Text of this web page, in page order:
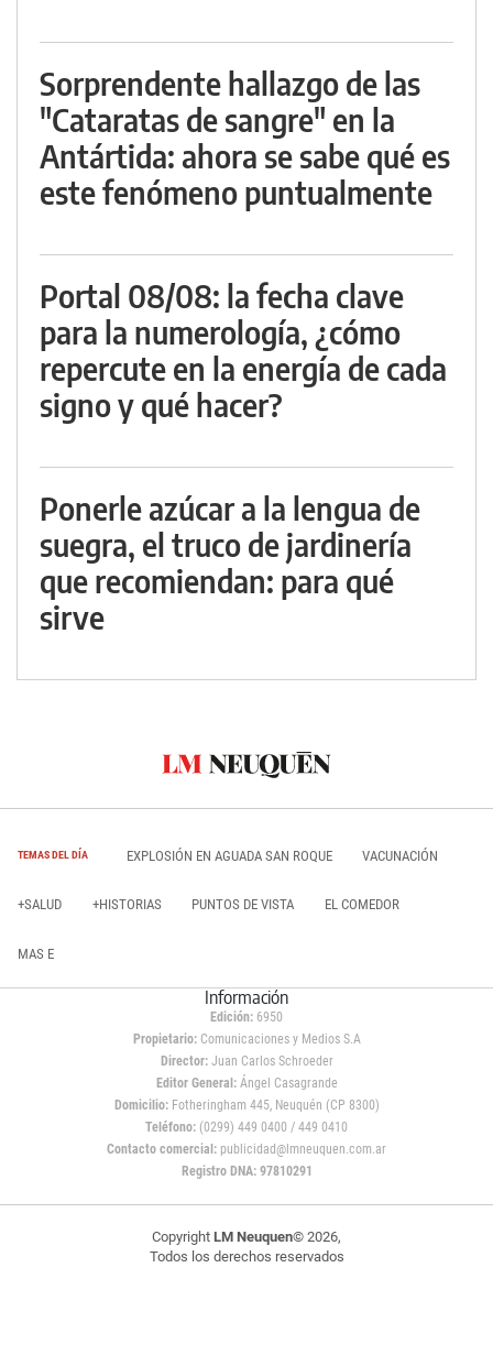
Sorprendente hallazgo de las
"Cataratas de sangre" en la
Antártida: ahora se sabe qué es
este fenómeno puntualmente
Portal 08/08: la fecha clave
para la numerología, ¿cómo
repercute en la energía de cada
signo y qué hacer?
Ponerle azúcar a la lengua de
suegra, el truco de jardinería
que recomiendan: para qué
sirve
TEMAS DEL DÍA EXPLOSIÓN EN AGUADA SAN ROQUE VACUNACIÓN
+SALUD +HISTORIAS PUNTOS DE VISTA EL COMEDOR
MAS E
Información
Edición: 6950
Propietario:Comunicaciones y Medios S.A
Director: Juan Carlos Schroeder
Editor General:Ángel Casagrande
Domicilio:Fotheringham 445, Neuquén (CP 8300)
Teléfono: (0299) 449 0400 / 449 0410
Contacto comercial: publicidad@lmneuquen.com.ar
Registro DNA: 97810291
Copyright LM Neuquen© 2026,
Todos los derechos reservados